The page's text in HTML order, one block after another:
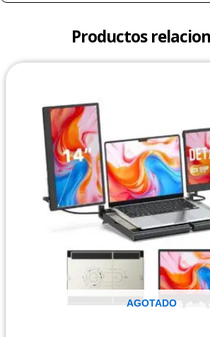
Productos
AGOTADO